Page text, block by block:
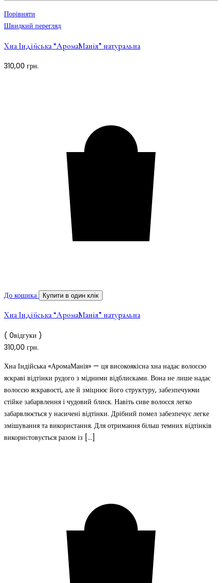
кілька
Параметри
Порівняти
Швидкий перегляд
Хна Індійська “АромаМанія” натуральна
310,00 грн.
До кошика Купити в один клік
Хна Індійська “АромаМанія” натуральна
( 0відгуки )
310,00 грн.
Хна Індійська «АромаМанія» — ця високоякісна хна надає волоссю
яскраві відтінки рудого з мідними відблисками. Вона не лише надає
волоссю яскравості, але й зміцнює його структуру, забезпечуючи
стійке забарвлення і чудовий блиск. Навіть сиве волосся легко
забарвлюється у насичені відтінки. Дрібний помел забезпечує легке
змішування та використання. Для отримання більш темних відтінків
використовується разом із […]